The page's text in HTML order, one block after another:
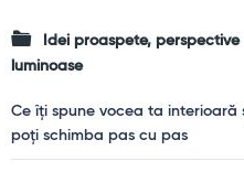
Idei proaspete, perspective
luminoase
Ce îți spune vocea ta interioară
poți schimba pas cu pas